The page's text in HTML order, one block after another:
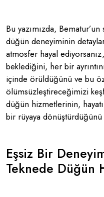
Bu yazımızda,
düğün deneyiminin
atmosfer hayal
beklediğini, her bir
içinde örüldüğünü ve bu
ölümsüzleştireceğimizi
düğün hizmetlerinin,
bir rüyaya
Eşsiz Bir
Teknede Düğün